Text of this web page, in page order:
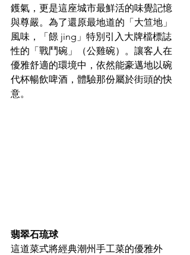
鑊氣，更是這座城市最鮮活的味覺記憶
與尊嚴。為了還原最地道的「大笪地」
風味，「䭘 jing」特別引入大牌檔標誌
性的「戰鬥碗」（公雞碗）。讓客人在
優雅舒適的環境中，依然能豪邁地以碗
代杯暢飲啤酒，體驗那份屬於街頭的快
意。
翡翠石琉球
這道菜式將經典潮州手工菜的優雅外